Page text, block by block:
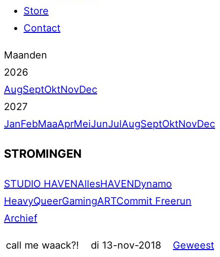
Store
Contact
Maanden
2026
AugSeptOktNovDec
2027
JanFebMaaAprMeiJunJulAugSeptOktNovDec
STROMINGEN
STUDIO HAVENAllesHAVENDynamo
HeavyQueerGamingARTCommit Freerun
Archief
call me waack?! di 13-nov-2018 Geweest